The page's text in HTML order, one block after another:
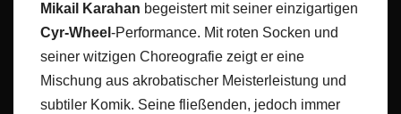
Mikail Karahan begeistert mit seiner einzigartigen
Cyr-Wheel -Performance. Mit roten Socken und
seiner witzigen Choreografie zeigt er eine
Mischung aus akrobatischer Meisterleistung und
subtiler Komik. Seine fließenden, jedoch immer